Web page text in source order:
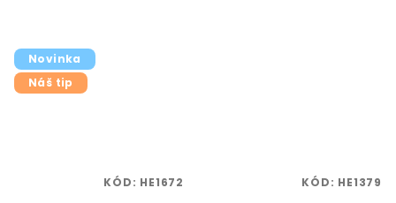
Novinka
Náš tip
KÓD: HE1672 KÓD: HE1379